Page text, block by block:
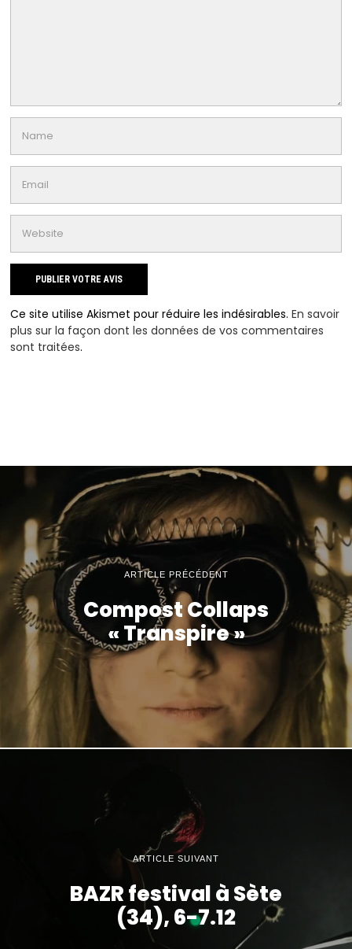
Ce site utilise Akismet pour réduire les indésirables.En savoir
plus sur la façon dont les données de vos commentaires
sont traitées.
ARTICLE PRÉCÉDENT
Compost Collaps
« Transpire »
ARTICLE SUIVANT
BAZR festival à Sète
(34), 6-7.12